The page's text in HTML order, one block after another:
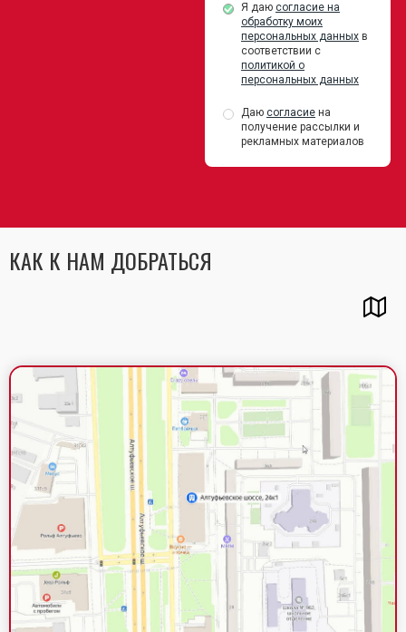
Я даю согласие на
обработку моих
персональных данных в
соответствии с
политикой о
персональных данных
Даю согласие на
получение рассылки и
рекламных материалов
КАК К НАМ ДОБРАТЬСЯ